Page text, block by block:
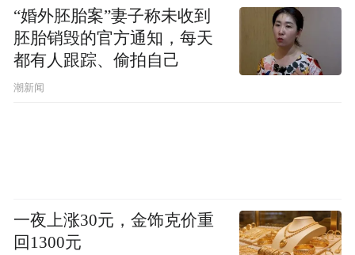
“婚外胚胎案”妻子称未收到
胚胎销毁的官方通知，每天
都有人跟踪、偷拍自己
潮新闻
一夜上涨30元，金饰克价重
回1300元